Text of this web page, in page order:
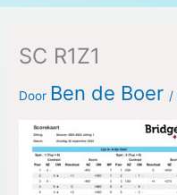
SC R1Z1
Door Ben de Boer /